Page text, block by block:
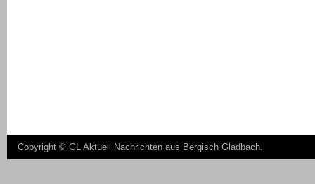
Copyright © GL Aktuell Nachrichten aus Bergisch Gladbach.